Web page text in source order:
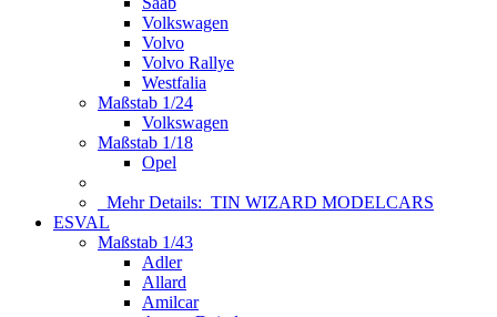
Volkswagen
Volvo
Volvo Rallye
Westfalia
Maßstab 1/24
Volkswagen
Maßstab 1/18
Opel
Mehr Details: TIN WIZARD MODELCARS
ESVAL
Maßstab 1/43
Adler
Allard
Amilcar